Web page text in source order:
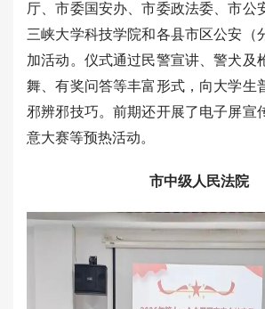
厅、市委国安办、市委政法委、市公
三峡大学科技学院和各县市区公安（
加活动。仪式通过民警宣讲、警犬及
舞、有奖问答等丰富形式，向大学生
邪辨邪技巧。前期还开展了电子屏宣
意大赛等预热活动。
市中级人民法院